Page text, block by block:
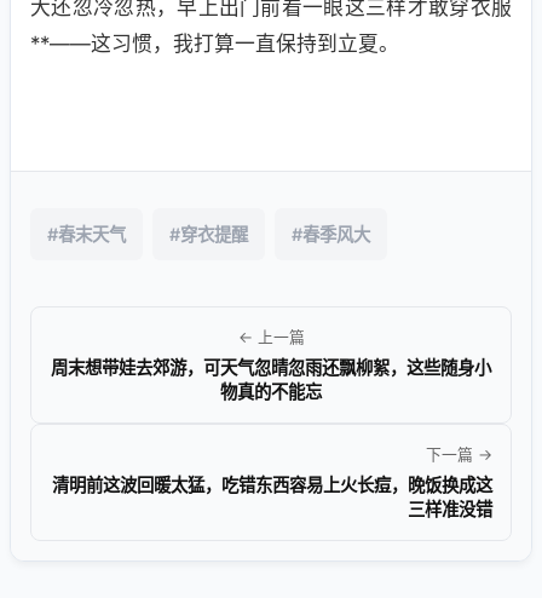
大还忽冷忽热，早上出门前看一眼这三样才敢穿衣服
**——这习惯，我打算一直保持到立夏。
#春末天气 #穿衣提醒 #春季风大
← 上一篇
周末想带娃去郊游，可天气忽晴忽雨还飘柳絮，这些随身小
物真的不能忘
下一篇 →
清明前这波回暖太猛，吃错东西容易上火长痘，晚饭换成这
三样准没错